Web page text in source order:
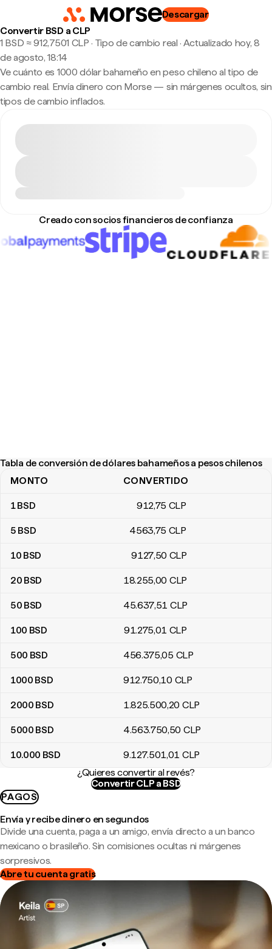
Descargar
Convertir BSD a CLP
1 BSD ≈ 912,7501 CLP · Tipo de cambio real · Actualizado hoy, 8
de agosto, 18:14
Ve cuánto es 1000 dólar bahameño en peso chileno al tipo de
cambio real. Envía dinero con Morse — sin márgenes ocultos, sin
tipos de cambio inflados.
Creado con socios financieros de confianza
Tabla de conversión de dólares bahameños a pesos chilenos
Tabla de conversión de dólares bahameños a pesos chilenos
MONTO CONVERTIDO
1BSD 912,75 CLP
5 BSD 4563,75 CLP
10 BSD 9127,50 CLP
20 BSD 18.255,00 CLP
50 BSD 45.637,51 CLP
100 BSD 91.275,01 CLP
500 BSD 456.375,05 CLP
1000 BSD 912.750,10 CLP
2000 BSD 1.825.500,20 CLP
5000 BSD 4.563.750,50 CLP
10.000 BSD 9.127.501,01 CLP
¿Quieres convertir al revés?
Convertir CLP a BSD
PAGOS
Envía y recibe dinero en segundos
Divide una cuenta, paga a un amigo, envía directo a un banco
mexicano o brasileño. Sin comisiones ocultas ni márgenes
sorpresivos.
Abre tu cuenta gratis